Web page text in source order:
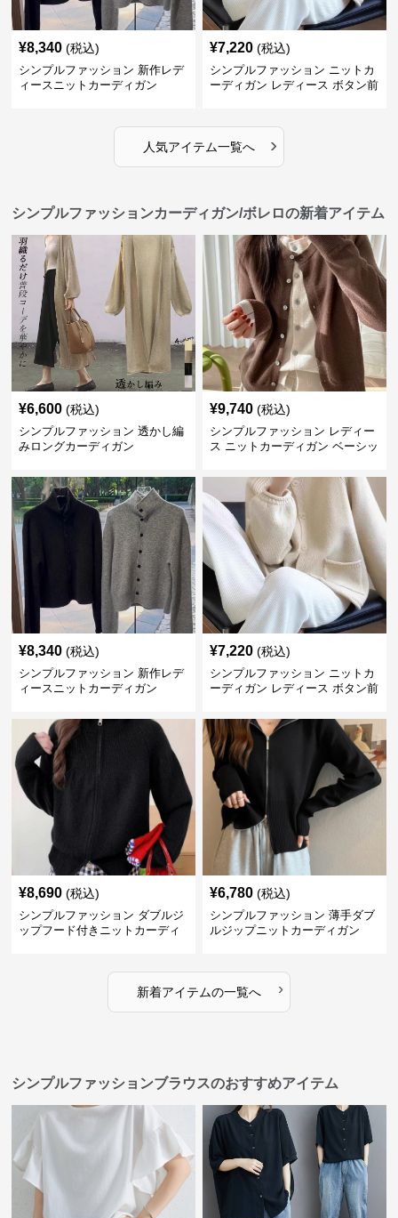
¥8,340 (税込)
シンプルファッション 新作レデ
ィースニットカーディガン
¥7,220 (税込)
シンプルファッション ニットカ
ーディガン レディース ボタン前
人気アイテム一覧へ ›
シンプルファッションカーディガン/ボレロの新着アイテム
¥6,600 (税込)
シンプルファッション 透かし編
みロングカーディガン
¥9,740 (税込)
シンプルファッション レディー
ス ニットカーディガン ベーシッ
¥8,340 (税込)
シンプルファッション 新作レデ
ィースニットカーディガン
¥7,220 (税込)
シンプルファッション ニットカ
ーディガン レディース ボタン前
¥8,690 (税込)
シンプルファッション ダブルジ
ップフード付きニットカーディ
¥6,780 (税込)
シンプルファッション 薄手ダブ
ルジップニットカーディガン
新着アイテムの一覧へ ›
シンプルファッションブラウスのおすすめアイテム